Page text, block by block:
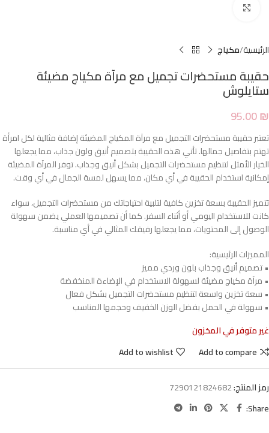
الرئيسية مكياج
حقيبة مستحضرات تجميل مع مرآة مكياج مضيئة
ستايلوش
95.00₪
تعتبر حقيبة مستحضرات التجميل مع مرآة المكياج المضيئة إضافة مثالية لكل امرأة
تهتم بتفاصيل جمالها. تأتي هذه الحقيبة بتصميم أنيق ولون جذاب، مما يجعلها
الخيار الأمثل لتنظيم مستحضرات التجميل بشكل أنيق وجذاب. توفر المرآة المضيئة
إمكانية استخدام الحقيبة في أي مكان، مما يسهل لمسة الجمال في أي وقت.
تتميز الحقيبة بسعة تخزين كافية لتلبية احتياجاتك من مستحضرات التجميل، سواء
كانت للاستخدام اليومي أو أثناء السفر. كما أن تصميمها العملي يضمن سهولة
الوصول إلى المحتويات، مما يجعلها رفيقك المثالي في أي مناسبة.
المميزات الرئيسية:
• تصميم أنيق وجذاب بلون وردي مميز
• مرآة مكياج مضيئة لسهولة الاستخدام في الإضاءة المنخفضة
• سعة تخزين واسعة لتنظيم مستحضرات التجميل بشكل فعال
• سهولة في الحمل بفضل الوزن الخفيف وحجمها المناسب
غير متوفر في المخزون
Add to compare
Add to wishlist
رمز المنتج:7290121824682
Share: